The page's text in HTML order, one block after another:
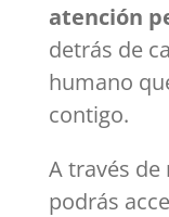
atención
detrás de
humano
contigo.
A través
podrás